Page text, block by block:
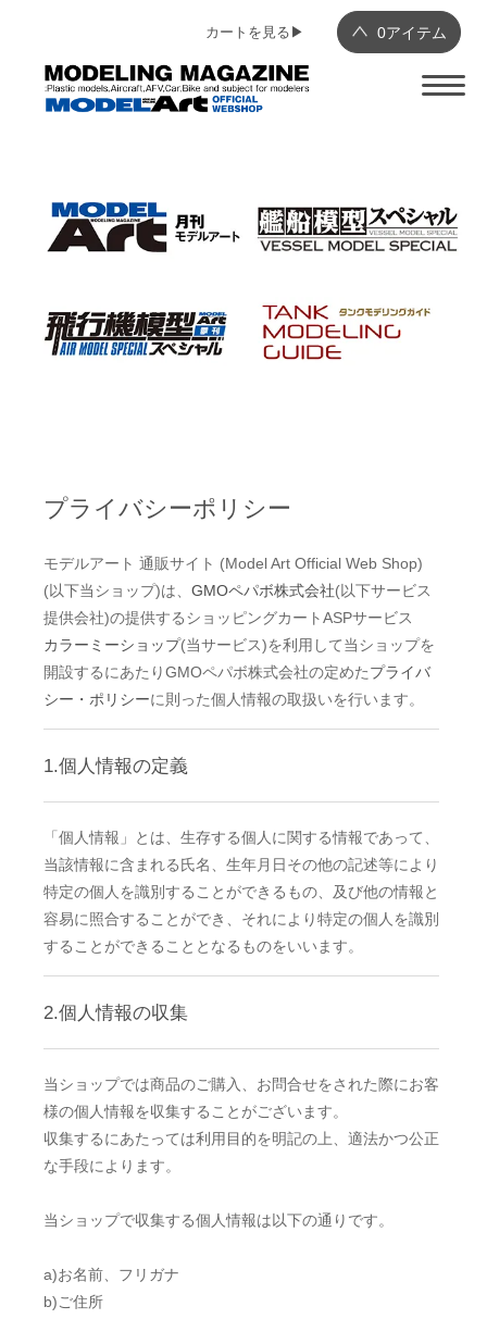
0アイテム
カートを見る▶︎
プライバシーポリシー
モデルアート 通販サイト (Model Art Official Web Shop)
(以下当ショップ)は、 GMOペパボ株式会社(以下サービス
提供会社)の提供するショッピングカートASPサービス
カラーミーショップ(当サービス)を利用して当ショップを
開設するにあたりGMOペパボ株式会社の定めたプライバ
シー・ポリシーに則った個人情報の取扱いを行います。
1.個人情報の定義
「個人情報」とは、生存する個人に関する情報であって、
当該情報に含まれる氏名、生年月日その他の記述等により
特定の個人を識別することができるもの、及び他の情報と
容易に照合することができ、それにより特定の個人を識別
することができることとなるものをいいます。
2.個人情報の収集
当ショップでは商品のご購入、お問合せをされた際にお客
様の個人情報を収集することがございます。
収集するにあたっては利用目的を明記の上、適法かつ公正
な手段によります。
当ショップで収集する個人情報は以下の通りです。
a)お名前、フリガナ
b)ご住所